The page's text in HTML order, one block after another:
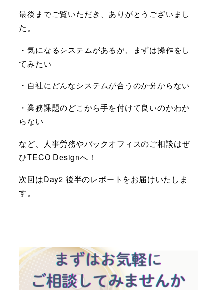
最後までご覧いただき、ありがとうございまし
た。
・気になるシステムがあるが、まずは操作をし
てみたい
・自社にどんなシステムが合うのか分からない
・業務課題のどこから手を付けて良いのかわか
らない
など、人事労務やバックオフィスのご相談はぜ
ひTECO Designへ！
次回はDay2 後半のレポートをお届けいたしま
す。